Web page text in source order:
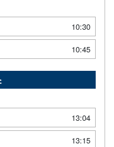
10:30
10:45
13:04
13:15